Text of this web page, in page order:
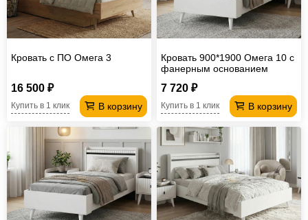
Кровать с ПО Омега 3
16 500 ₽
В корзину
Купить в 1 клик
Кровать 900*1900 Омега 10 с
фанерным основанием
7 720 ₽
В корзину
Купить в 1 клик